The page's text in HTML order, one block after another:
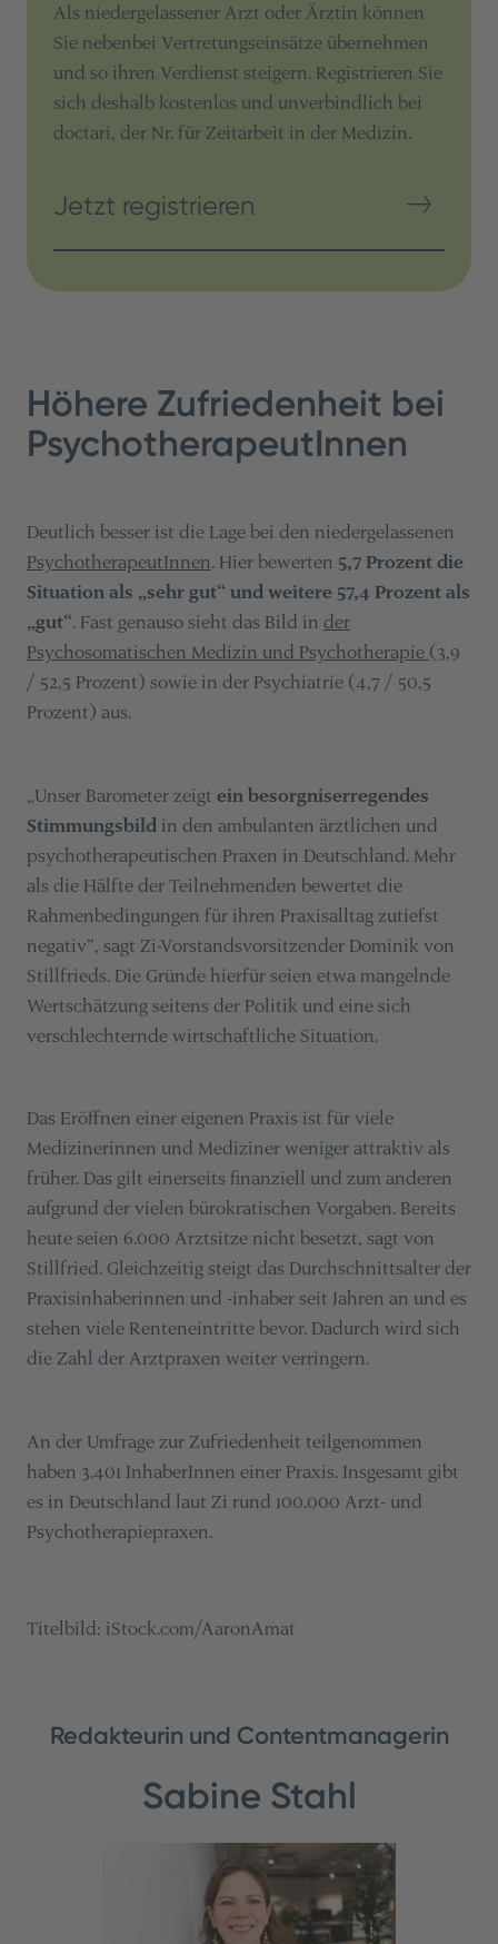
Als niedergelassener Arzt oder Ärztin können
Sie nebenbei Vertretungseinsätze übernehmen
und so ihren Verdienst steigern. Registrieren Sie
sich deshalb kostenlos und unverbindlich bei
doctari, der Nr. für Zeitarbeit in der Medizin.
Jetzt registrieren
Höhere Zufriedenheit bei
PsychotherapeutInnen
Deutlich besser ist die Lage bei den niedergelassenen
PsychotherapeutInnen. Hier bewerten 5,7 Prozent die
Situation als „sehr gut“ und weitere 57,4 Prozent als
„gut“. Fast genauso sieht das Bild in der
Psychosomatischen Medizin und Psychotherapie (3,9
/ 52,5 Prozent) sowie in der Psychiatrie (4,7 / 50,5
Prozent) aus.
„Unser Barometer zeigt ein besorgniserregendes
Stimmungsbild in den ambulanten ärztlichen und
psychotherapeutischen Praxen in Deutschland. Mehr
als die Hälfte der Teilnehmenden bewertet die
Rahmenbedingungen für ihren Praxisalltag zutiefst
negativ“, sagt Zi-Vorstandsvorsitzender Dominik von
Stillfrieds. Die Gründe hierfür seien etwa mangelnde
Wertschätzung seitens der Politik und eine sich
verschlechternde wirtschaftliche Situation.
Das Eröffnen einer eigenen Praxis ist für viele
Medizinerinnen und Mediziner weniger attraktiv als
früher. Das gilt einerseits finanziell und zum anderen
aufgrund der vielen bürokratischen Vorgaben. Bereits
heute seien 6.000 Arztsitze nicht besetzt, sagt von
Stillfried. Gleichzeitig steigt das Durchschnittsalter der
Praxisinhaberinnen und -inhaber seit Jahren an und es
stehen viele Renteneintritte bevor. Dadurch wird sich
die Zahl der Arztpraxen weiter verringern.
An der Umfrage zur Zufriedenheit teilgenommen
haben 3.401 InhaberInnen einer Praxis. Insgesamt gibt
es in Deutschland laut Zi rund 100.000 Arzt- und
Psychotherapiepraxen.
Titelbild: iStock.com/AaronAmat
Redakteurin und Contentmanagerin
Sabine Stahl